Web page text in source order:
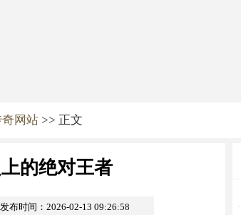
网站 >> 正文
的绝对王者
发布时间：2026-02-13 09:26:58